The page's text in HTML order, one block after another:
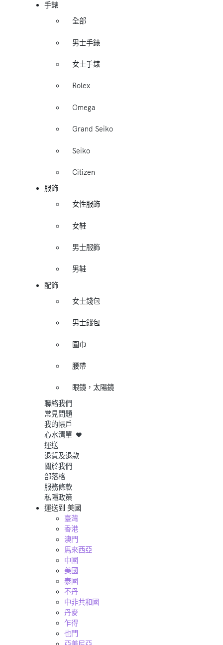
手錶
全部
男士手錶
女士手錶
Rolex
Omega
Grand Seiko
Seiko
Citizen
服飾
女性服飾
女鞋
男士服飾
男鞋
配飾
女士錢包
男士錢包
圍巾
腰帶
眼鏡，太陽鏡
聯絡我們
常見問題
我的帳戶
心水清單
運送
退貨及退款
關於我們
部落格
服務條款
私隱政策
運送到 美國
臺灣
香港
澳門
馬來西亞
中國
美國
泰國
不丹
中非共和國
丹麥
乍得
也門